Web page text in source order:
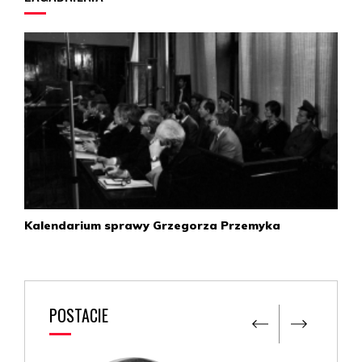
Wrzesień
Szef MSW gen. Kiszczak przyznał funkcjonariuszom MO
specjalne premie za udział w „wyjaśnieniu sprawy”.
1986
1 października
Z powodu choroby nowotworowej zmarła Barbara
Sadowska.
Wiceminister spraw wewnętrznych Krzysztof Kozłowski
otrzymuje od nowego zastępcy prokuratora generalnego
Aleksandra Herzoga informację, że w Komendzie Głównej
Milicji znajduje się szafa pancerna z 28 tomami akt sprawy
Kalendarium sprawy Grzegorza Przemyka
POSTACIE